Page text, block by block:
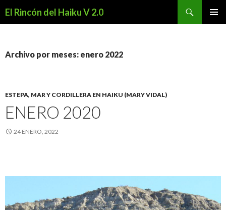
El Rincón del Haiku V 2.0
Archivo por meses: enero 2022
ESTEPA, MAR Y CORDILLERA EN HAIKU (MARY VIDAL)
ENERO 2020
24 ENERO, 2022